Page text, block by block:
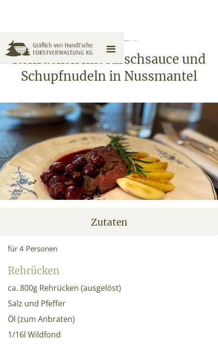
Rehrücken mit Kirschsauce und
Schupfnudeln in Nussmantel
Zutaten
für 4 Personen
Rehrücken
ca. 800g Rehrücken (ausgelöst)
Salz und Pfeffer
Öl (zum Anbraten)
1/16l Wildfond